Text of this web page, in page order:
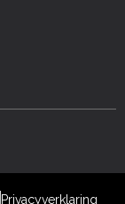
Privacyverklaring